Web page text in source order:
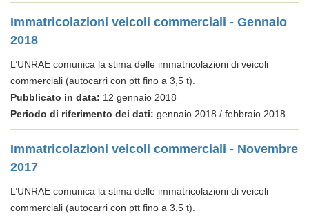
Immatricolazioni veicoli commerciali - Gennaio
2018
L’UNRAE comunica la stima delle immatricolazioni di veicoli
commerciali (autocarri con ptt fino a 3,5 t).
Pubblicato in data: 12 gennaio 2018
Periodo di riferimento dei dati: gennaio 2018 / febbraio 2018
Immatricolazioni veicoli commerciali - Novembre
2017
L’UNRAE comunica la stima delle immatricolazioni di veicoli
commerciali (autocarri con ptt fino a 3,5 t).